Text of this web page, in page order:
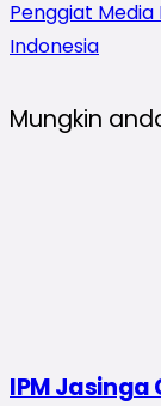
Penggiat
Indonesia
Mungkin
IPM